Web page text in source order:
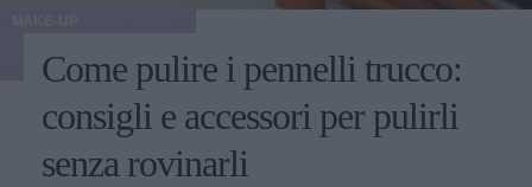
Come pulire i pennelli trucco:
consigli e accessori per pulirli
senza rovinarli